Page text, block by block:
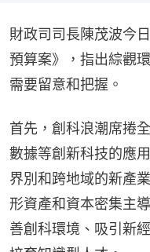
財政司司長陳茂波今
預算案》，指出綜觀
需要留意和把握。
首先，創科浪潮席捲
數據等創新科技的應
界別和跨地域的新產
形資產和資本密集主
善創科環境、吸引新